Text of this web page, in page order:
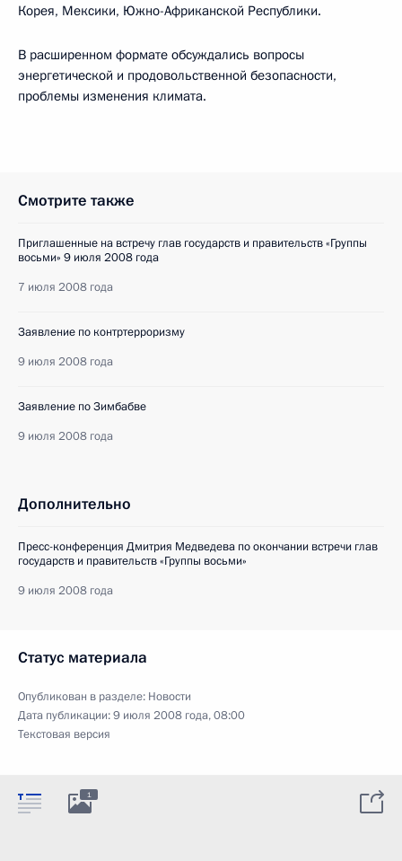
Корея, Мексики, Южно-Африканской Республики.
В расширенном формате обсуждались вопросы
энергетической и продовольственной безопасности,
проблемы изменения климата.
Смотрите также
Приглашенные на встречу глав государств и правительств «Группы
восьми» 9 июля 2008 года
7 июля 2008 года
Заявление по контртерроризму
9 июля 2008 года
Заявление по Зимбабве
9 июля 2008 года
Дополнительно
Пресс-конференция Дмитрия Медведева по окончании встречи глав
государств и правительств «Группы восьми»
9 июля 2008 года
Статус материала
Опубликован в разделе: Новости
Дата публикации:9 июля 2008 года, 08:00
Текстовая версия
1